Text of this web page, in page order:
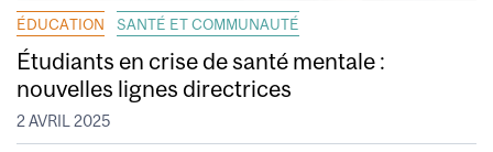
ÉDUCATION SANTÉ ET COMMUNAUTÉ
Étudiants en crise de santé mentale :
nouvelles lignes directrices
2 AVRIL 2025